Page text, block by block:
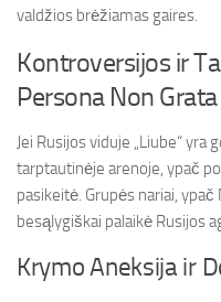
valdžios brėžiamas gaires.
Kontroversijos ir
Persona Non
Jei Rusijos viduje „Liube“ yra
tarptautinėje arenoje, ypač
pasikeitė. Grupės nariai,
besąlygiškai palaikė Rusijos
Krymo Aneksija ir